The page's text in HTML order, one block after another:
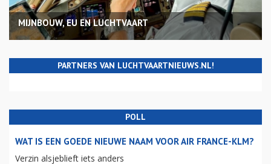
MIJNBOUW, EU EN LUCHTVAART
PARTNERS VAN LUCHTVAARTNIEUWS.NL!
POLL
WAT IS EEN GOEDE NIEUWE NAAM VOOR AIR FRANCE-KLM?
Verzin alsjeblieft iets anders